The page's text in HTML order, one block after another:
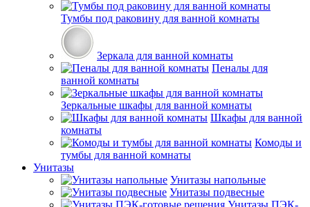
Тумбы под раковину для ванной комнаты
Зеркала для ванной комнаты
Пеналы для
ванной комнаты
Зеркальные шкафы для ванной комнаты
Шкафы для ванной
комнаты
Комоды и
тумбы для ванной комнаты
Унитазы
Унитазы напольные
Унитазы подвесные
Унитазы ПЭК-